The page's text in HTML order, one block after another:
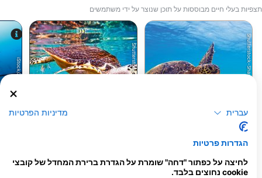
תצפיות בעלי חיים מבוססות על תוכן שנוצר על ידי משתמשים
Shutterstock-Shane Myers Photography
Shutterstock-Andrey Armyagov
iStock/Juliosanjuan
עברית מדיניות הפרטיות
הגדרות פרטיות
לחיצה על כפתור "דחה" שומרת על הגדרת ברירת המחדל של קובצי
cookie נחוצים בלבד.